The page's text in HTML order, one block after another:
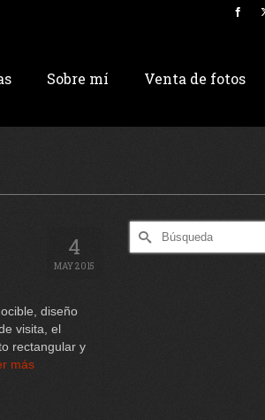
Sobre mí Venta de fotos
4
MAY 2015
diseño
visita, el
rectangular y
más
Buscar
por: